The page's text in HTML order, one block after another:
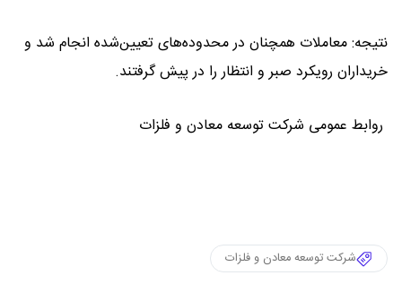
نتیجه: معاملات همچنان در محدوده‌های تعیین‌شده انجام شد و
خریداران رویکرد صبر و انتظار را در پیش گرفتند.
روابط عمومی شرکت توسعه معادن و فلزات
شرکت توسعه معادن و فلزات